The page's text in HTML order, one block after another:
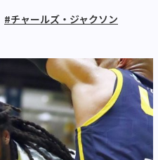
#チャールズ・ジャクソン